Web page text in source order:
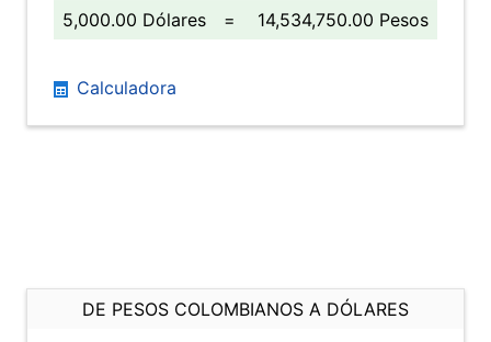
5,000.00 Dólares
= 14,534,750.00 Pesos
Calculadora
DE PESOS COLOMBIANOS A DÓLARES